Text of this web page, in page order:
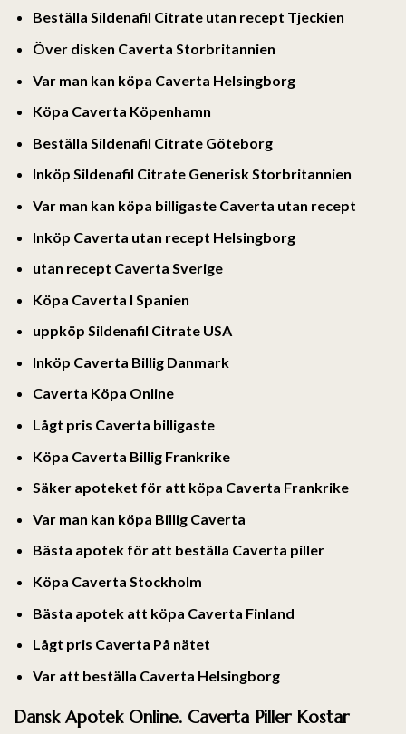
Beställa Sildenafil Citrate utan recept Tjeckien
Över disken Caverta Storbritannien
Var man kan köpa Caverta Helsingborg
Köpa Caverta Köpenhamn
Beställa Sildenafil Citrate Göteborg
Inköp Sildenafil Citrate Generisk Storbritannien
Var man kan köpa billigaste Caverta utan recept
Inköp Caverta utan recept Helsingborg
utan recept Caverta Sverige
Köpa Caverta I Spanien
uppköp Sildenafil Citrate USA
Inköp Caverta Billig Danmark
Caverta Köpa Online
Lågt pris Caverta billigaste
Köpa Caverta Billig Frankrike
Säker apoteket för att köpa Caverta Frankrike
Var man kan köpa Billig Caverta
Bästa apotek för att beställa Caverta piller
Köpa Caverta Stockholm
Bästa apotek att köpa Caverta Finland
Lågt pris Caverta På nätet
Var att beställa Caverta Helsingborg
Dansk Apotek Online. Caverta Piller Kostar